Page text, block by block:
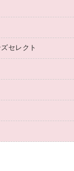
イル
ス
ル
ー
（差替式）
（固定式）
（油性）
（水性）
性）
ルインク）
ル用替芯
ス
務用
ラー
品
会計用品
セレクト
飲料）
ト（食品・飲料）
（食品・飲料・食添製